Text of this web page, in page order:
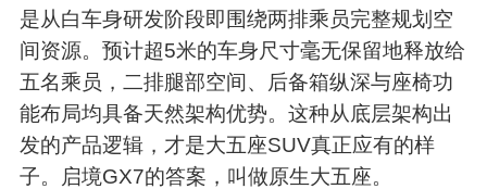
是从白车身研发阶段即围绕两排乘员完整规划空
间资源。预计超5米的车身尺寸毫无保留地释放给
五名乘员，二排腿部空间、后备箱纵深与座椅功
能布局均具备天然架构优势。这种从底层架构出
发的产品逻辑，才是大五座SUV真正应有的样
子。启境GX7的答案，叫做原生大五座。